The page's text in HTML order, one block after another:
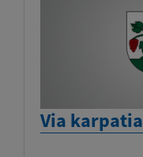
Via karpatia